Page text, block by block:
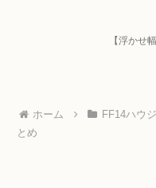
【浮かせ
ホーム
FF14ハウ
とめ